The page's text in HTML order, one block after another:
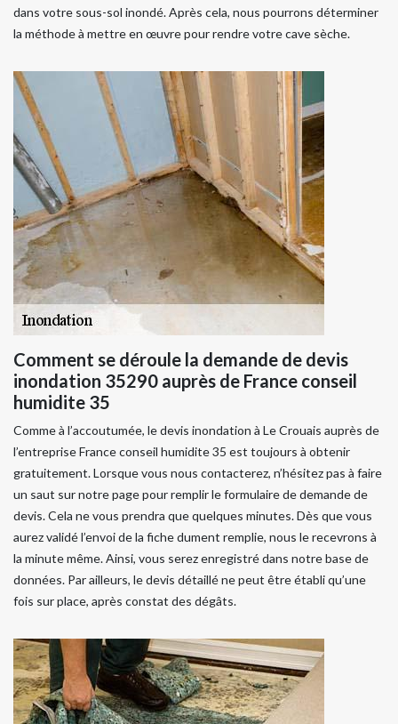
dans votre sous-sol inondé. Après cela, nous pourrons déterminer
la méthode à mettre en œuvre pour rendre votre cave sèche.
Comment se déroule la demande de devis
inondation 35290 auprès de France conseil
humidite 35
Comme à l’accoutumée, le devis inondation à Le Crouais auprès de
l’entreprise France conseil humidite 35 est toujours à obtenir
gratuitement. Lorsque vous nous contacterez, n’hésitez pas à faire
un saut sur notre page pour remplir le formulaire de demande de
devis. Cela ne vous prendra que quelques minutes. Dès que vous
aurez validé l’envoi de la fiche dument remplie, nous le recevrons à
la minute même. Ainsi, vous serez enregistré dans notre base de
données. Par ailleurs, le devis détaillé ne peut être établi qu’une
fois sur place, après constat des dégâts.